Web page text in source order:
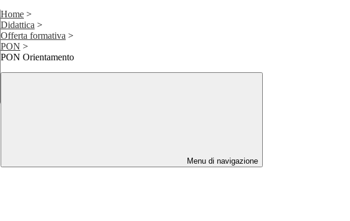
Home >
Didattica >
Offerta formativa >
PON >
PON Orientamento
Menu di navigazione